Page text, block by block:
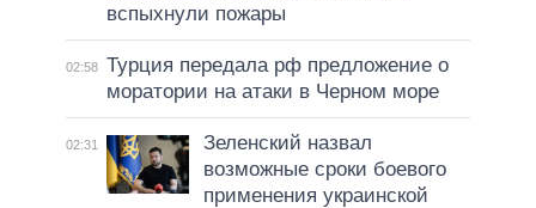
вспыхнули пожары
02:58 Турция передала рф предложение о
моратории на атаки в Черном море
02:31
Зеленский назвал
возможные сроки боевого
применения украинской